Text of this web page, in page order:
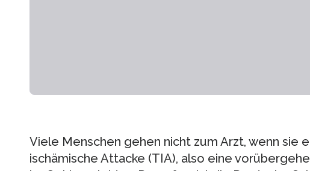
Viele Menschen gehen nicht zum Arzt, wenn sie
ischämische Attacke (TIA), also eine